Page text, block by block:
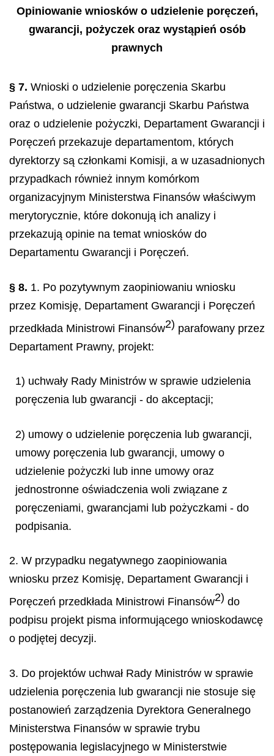
Opiniowanie wniosków o udzielenie poręczeń,
gwarancji, pożyczek oraz wystąpień osób
prawnych
§ 7. Wnioski o udzielenie poręczenia Skarbu
Państwa, o udzielenie gwarancji Skarbu Państwa
oraz o udzielenie pożyczki, Departament Gwarancji i
Poręczeń przekazuje departamentom, których
dyrektorzy są członkami Komisji, a w uzasadnionych
przypadkach również innym komórkom
organizacyjnym Ministerstwa Finansów właściwym
merytorycznie, które dokonują ich analizy i
przekazują opinie na temat wniosków do
Departamentu Gwarancji i Poręczeń.
§ 8. 1. Po pozytywnym zaopiniowaniu wniosku
przez Komisję, Departament Gwarancji i Poręczeń
przedkłada Ministrowi Finansów2) parafowany przez
Departament Prawny, projekt:
1) uchwały Rady Ministrów w sprawie udzielenia
poręczenia lub gwarancji - do akceptacji;
2) umowy o udzielenie poręczenia lub gwarancji,
umowy poręczenia lub gwarancji, umowy o
udzielenie pożyczki lub inne umowy oraz
jednostronne oświadczenia woli związane z
poręczeniami, gwarancjami lub pożyczkami - do
podpisania.
2. W przypadku negatywnego zaopiniowania
wniosku przez Komisję, Departament Gwarancji i
Poręczeń przedkłada Ministrowi Finansów2) do
podpisu projekt pisma informującego wnioskodawcę
o podjętej decyzji.
3. Do projektów uchwał Rady Ministrów w sprawie
udzielenia poręczenia lub gwarancji nie stosuje się
postanowień zarządzenia Dyrektora Generalnego
Ministerstwa Finansów w sprawie trybu
postępowania legislacyjnego w Ministerstwie